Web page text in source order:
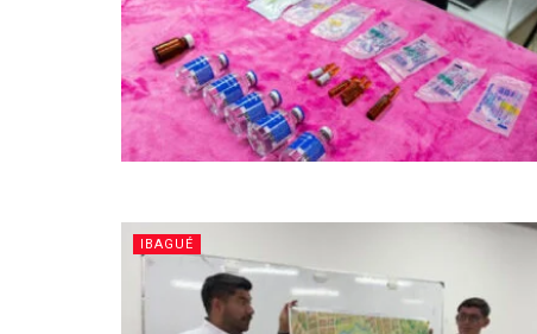
IBAGUÉ